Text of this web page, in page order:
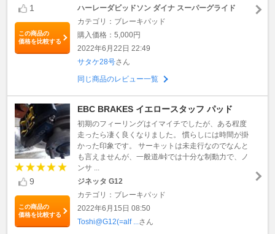
1
この商品の
価格を比較する
ハーレーダビッドソン ダイナ スーパーグライド
カテゴリ：ブレーキパッド
購入価格：5,000円
2022年6月22日 22:49
サタケ28号さん
同じ商品のレビュー一覧
9
この商品の
価格を比較する
EBC BRAKES イエロースタッフ パッド
初期のフィーリングはイマイチでしたが、ある程度
走ったら凄く良くなりました。 慣らしには時間が掛
かった印象です。 サーキットは未走行なのでなんと
も言えませんが、一般道/峠では十分な制動力で、ノ
ンサ ...
ジネッタ G12
カテゴリ：ブレーキパッド
2022年6月15日 08:50
Toshi@G12(=alf ...さん